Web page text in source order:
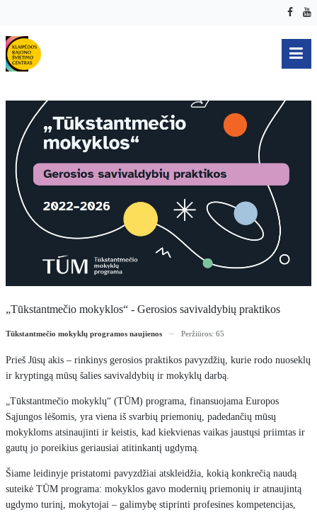
„Tūkstantmečio mokyklos“ - Gerosios savivaldybių praktikos
Tūkstantmečio mokyklų programos naujienos Peržiūros: 65
Prieš Jūsų akis – rinkinys gerosios praktikos pavyzdžių, kurie rodo nuoseklų
ir kryptingą mūsų šalies savivaldybių ir mokyklų darbą.
„Tūkstantmečio mokyklų“ (TŪM) programa, finansuojama Europos
Sąjungos lėšomis, yra viena iš svarbių priemonių, padedančių mūsų
mokykloms atsinaujinti ir keistis, kad kiekvienas vaikas jaustųsi priimtas ir
gautų jo poreikius geriausiai atitinkantį ugdymą.
Šiame leidinyje pristatomi pavyzdžiai atskleidžia, kokią konkrečią naudą
suteikė TŪM programa: mokyklos gavo modernių priemonių ir atnaujintą
ugdymo turinį, mokytojai – galimybę stiprinti profesines kompetencijas,